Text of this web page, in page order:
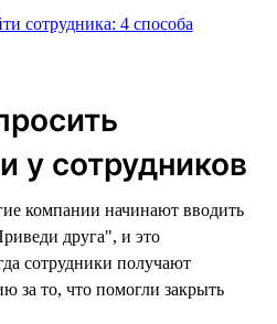
у сотрудников
компании начинают вводить
друга",‎ и это
сотрудники получают
за то, что помогли закрыть